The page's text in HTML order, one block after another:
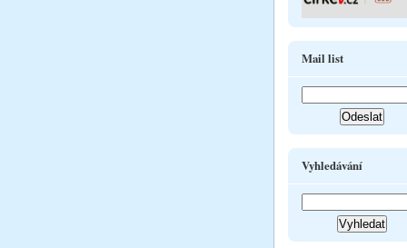
Mail list
Vyhledávání